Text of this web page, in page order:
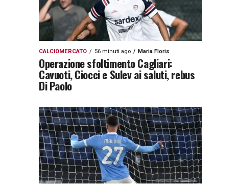
CALCIOMERCATO 56 minuti ago Maria Floris
Operazione sfoltimento Cagliari:
Cavuoti, Ciocci e Sulev ai saluti, rebus
Di Paolo